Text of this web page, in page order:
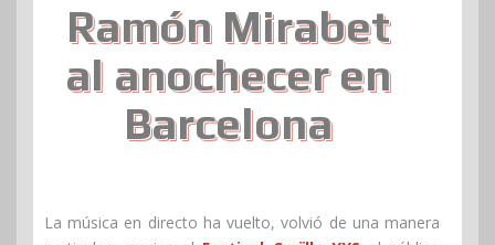
Ramón Mirabet
al anochecer en
Barcelona
La música en directo ha vuelto, volvió de una manera